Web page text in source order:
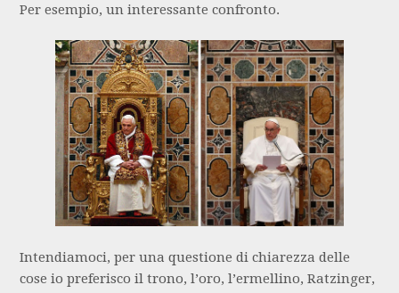
Per esempio, un interessante confronto.
Intendiamoci, per una questione di chiarezza delle
cose io preferisco il trono, l’oro, l’ermellino, Ratzinger,